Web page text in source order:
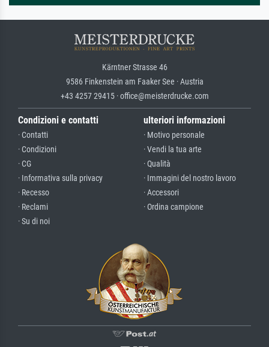
Kärntner Strasse 46
9586 Finkenstein am Faaker See · Austria
+43 4257 29415 · office@meisterdrucke.com
Condizioni e contatti
· Contatti
· Condizioni
· CG
· Informativa sulla privacy
· Recesso
· Reclami
· Su di noi
ulteriori informazioni
· Motivo personale
· Vendi la tua arte
· Qualità
· Immagini del nostro lavoro
· Accessori
· Ordina campione